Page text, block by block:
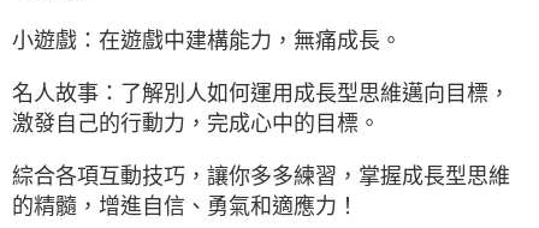
小遊戲：在遊戲中建構能力，無痛成長。
名人故事：了解別人如何運用成長型思維邁向目標，
激發自己的行動力，完成心中的目標。
綜合各項互動技巧，讓你多多練習，掌握成長型思維
的精髓，增進自信、勇氣和適應力！